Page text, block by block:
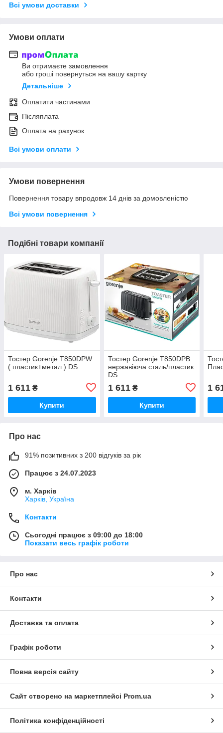
Всі умови доставки
Умови оплати
Ви отримаєте замовлення
або гроші повернуться на вашу картку
Детальніше
Оплатити частинами
Післяплата
Оплата на рахунок
Всі умови оплати
Умови повернення
Повернення товару впродовж 14 днів за домовленістю
Всі умови повернення
Подібні товари компанії
Тостер Gorenje T850DPW
( пластик+метал ) DS
1 611 ₴
Купити
Тостер Gorenje T850DPB
нержавіюча сталь/пластик
DS
1 611₴
Купити
1
Про нас
91% позитивних з 200 відгуків за рік
Працює з 24.07.2023
м. Харків
Харків, Україна
Контакти
Сьогодні працює з 09:00 до 18:00
Показати весь графік роботи
Про нас
Контакти
Доставка та оплата
Графік роботи
Повна версія сайту
Сайт створено на маркетплейсі Prom.ua
Політика конфіденційності